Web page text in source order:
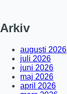
Arkiv
augusti 2026
juli 2026
juni 2026
maj 2026
april 2026